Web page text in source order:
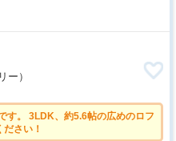
ー）
す。 3LDK、約5.6帖の広めのロフ
さい！